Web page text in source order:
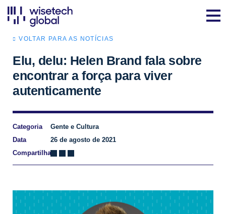
VOLTAR PARA AS NOTÍCIAS
Elu, delu: Helen Brand fala sobre
encontrar a força para viver
autenticamente
Categoria
Gente e Cultura
Data
26 de agosto de 2021
Compartilhar